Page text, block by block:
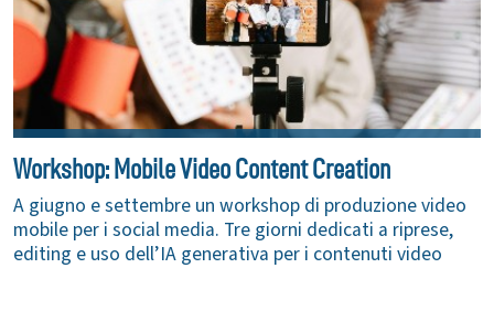
Workshop: Mobile Video Content Creation
A giugno e settembre un workshop di produzione video
mobile per i social media. Tre giorni dedicati a riprese,
editing e uso dell’IA generativa per i contenuti video